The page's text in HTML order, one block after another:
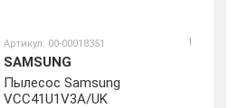
Артикул: 00-00018351 1
SAMSUNG
Пылесос Samsung
VCC41U1V3A/UK